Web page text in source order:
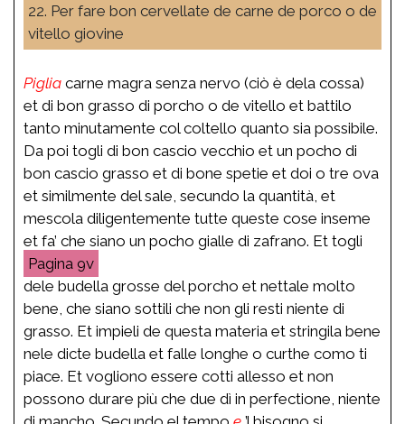
22. Per fare bon cervellate de carne de porco o de
vitello giovine
Piglia carne magra senza nervo (ciò è dela cossa)
et di bon grasso di porcho o de vitello et battilo
tanto minutamente col coltello quanto sia possibile.
Da poi togli di bon cascio vecchio et un pocho di
bon cascio grasso et di bone spetie et doi o tre ova
et similmente del sale, secundo la quantità, et
mescola diligentemente tutte queste cose inseme
et fa’ che siano un pocho gialle di zafrano. Et togli
9v
dele budella grosse del porcho et nettale molto
bene, che siano sottili che non gli resti niente di
grasso. Et impieli de questa materia et stringila bene
nele dicte budella et falle longhe o curthe como ti
piace. Et vogliono essere cotti allesso et non
possono durare più che due dì in perfectione, niente